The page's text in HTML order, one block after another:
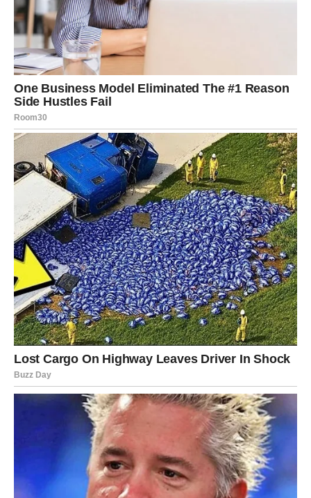
Ljubav donosi razlog za slavlje
Pred Vagama su lijepi trenuci na polju emocija.
Moguće je novo poznanstvo, važan korak u vezi ili
potvrda osjećanja koje dugo čekate.
Poruka zvijezda
Otvorite srce sreći koja dolazi.
ŠKORPIJA
Sudbina vam šalje nagradu
Škorpije će uskoro shvatiti da se određene stvari
konačno okreću u njihovu korist.
Moguća je vijest koja vam donosi osjećaj pobjede.
Poruka zvijezda
Vjerujte procesu kroz koji prolazite.
STRIJELAC